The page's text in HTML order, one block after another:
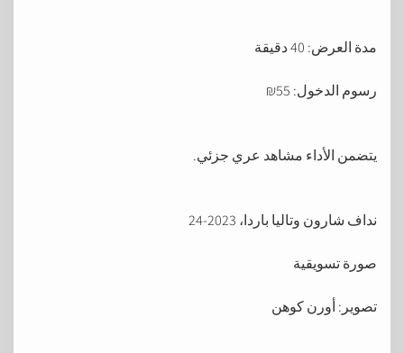
مدة العرض: 40 دقيقة
رسوم الدخول: 55₪
يتضمن الأداء مشاهد عري جزئي.
نداف شارون وتاليا باردا، 2023-24
صورة تسويقية
تصوير: أورن كوهن